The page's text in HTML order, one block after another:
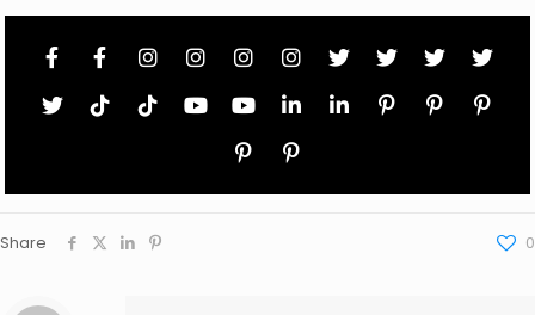
Share 0